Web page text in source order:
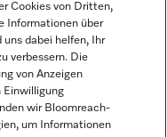
Cookies von Dritten,
Informationen über
uns dabei helfen, Ihr
verbessern. Die
von Anzeigen
Einwilligung
wir Bloomreach-
um Informationen